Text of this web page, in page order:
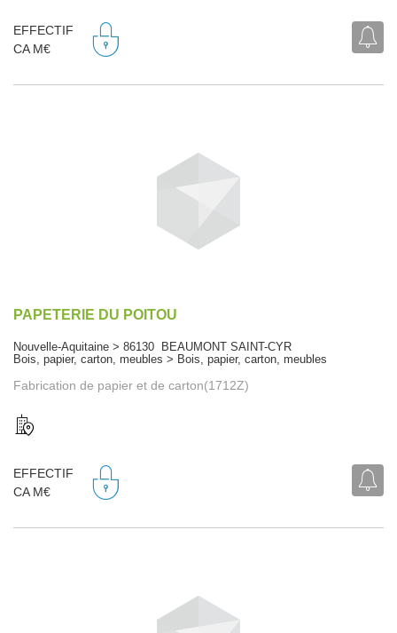
EFFECTIF
CA M€
PAPETERIE DU POITOU
Nouvelle-Aquitaine > 86130 BEAUMONT SAINT-CYR
Bois, papier, carton, meubles > Bois, papier, carton, meubles
Fabrication de papier et de carton(1712Z)
EFFECTIF
CA M€